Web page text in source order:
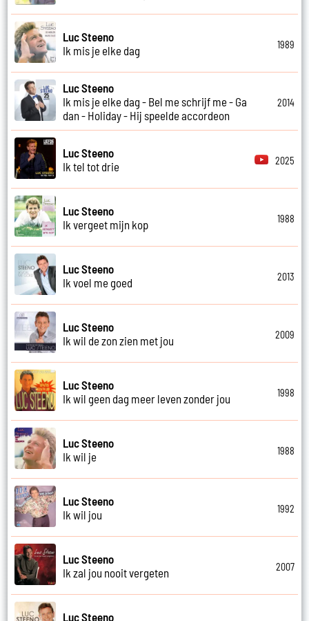
Luc Steeno
Ik mis je elke dag
1989
Luc Steeno
Ik mis je elke dag - Bel me schrijf me - Ga
dan - Holiday - Hij speelde accordeon
2014
Luc Steeno
Ik tel tot drie
2025
Luc Steeno
Ik vergeet mijn kop
1988
Luc Steeno
Ik voel me goed
2013
Luc Steeno
Ik wil de zon zien met jou
2009
Luc Steeno
Ik wil geen dag meer leven zonder jou
1998
Luc Steeno
Ik wil je
1988
Luc Steeno
Ik wil jou
1992
Luc Steeno
Ik zal jou nooit vergeten
2007
Luc Steeno